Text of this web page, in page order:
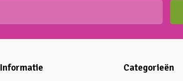
Informatie Categorieën